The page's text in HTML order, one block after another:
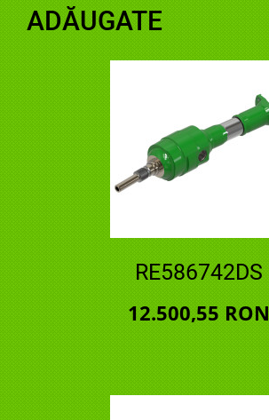
ADĂUGATE
RE586742DS
12.500,55 RON